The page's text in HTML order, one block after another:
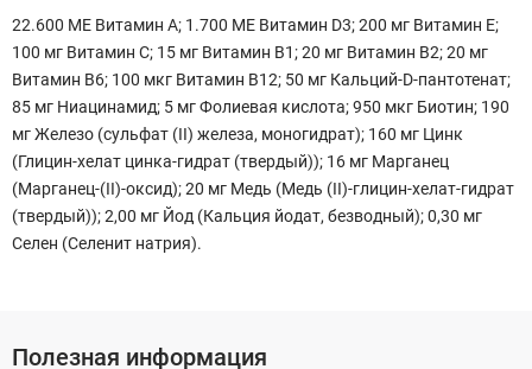
22.600 МЕ Витамин A; 1.700 МЕ Витамин D3; 200 мг Витамин E;
100 мг Витамин C; 15 мг Витамин B1; 20 мг Витамин B2; 20 мг
Витамин B6; 100 мкг Витамин B12; 50 мг Кальций-D-пантотенат;
85 мг Ниацинамид; 5 мг Фолиевая кислота; 950 мкг Биотин; 190
мг Железо (сульфат (II) железа, моногидрат); 160 мг Цинк
(Глицин-хелат цинка-гидрат (твердый)); 16 мг Марганец
(Марганец-(II)-оксид); 20 мг Медь (Медь (II)-глицин-хелат-гидрат
(твердый)); 2,00 мг Йод (Кальция йодат, безводный); 0,30 мг
Селен (Селенит натрия).
Полезная информация